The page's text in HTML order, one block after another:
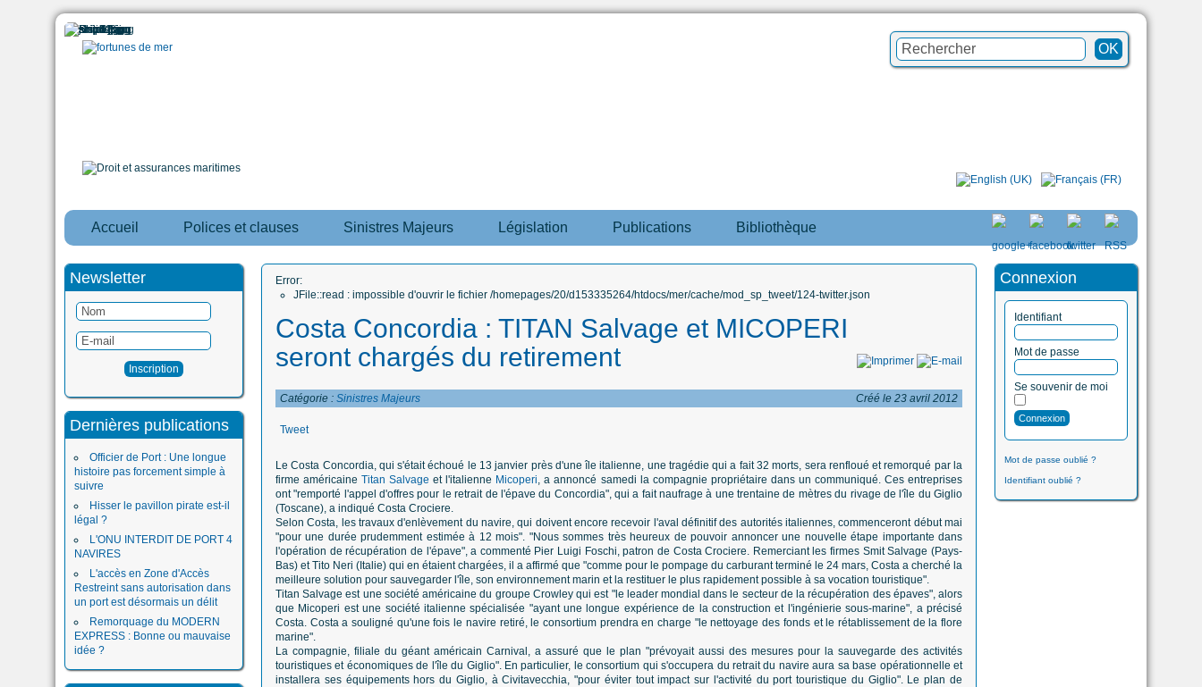
Accueil Polices et clauses Sinistres Majeurs Législation Publications Bibliothèque
Newsletter
Dernières publications
Officier de Port : Une longue
histoire pas forcement simple à
suivre
Hisser le pavillon pirate est-il
légal ?
L'ONU INTERDIT DE PORT 4
NAVIRES
L'accès en Zone d'Accès
Restreint sans autorisation dans
un port est désormais un délit
Remorquage du MODERN
EXPRESS : Bonne ou mauvaise
idée ?
Connexion
Identifiant
Mot de passe
Se souvenir de moi
Mot de passe oublié ?
Identifiant oublié ?
Error:
JFile::read : impossible d'ouvrir le fichier /homepages/20/d153335264/htdocs/mer/cache/mod_sp_tweet/124-twitter.json
Costa Concordia : TITAN Salvage et MICOPERI
seront chargés du retirement
Catégorie : Sinistres Majeurs Créé le 23 avril 2012
Tweet
Le Costa Concordia, qui s'était échoué le 13 janvier près d'une île italienne, une tragédie qui a fait 32 morts, sera renfloué et remorqué par la
firme américaineTitan Salvage et l'italienne Micoperi, a annoncé samedi la compagnie propriétaire dans un communiqué. Ces entreprises
ont "remporté l'appel d'offres pour le retrait de l'épave du Concordia", qui a fait naufrage à une trentaine de mètres du rivage de l'île du Giglio
(Toscane), a indiqué Costa Crociere.
Selon Costa, les travaux d'enlèvement du navire, qui doivent encore recevoir l'aval définitif des autorités italiennes, commenceront début mai
"pour une durée prudemment estimée à 12 mois". "Nous sommes très heureux de pouvoir annoncer une nouvelle étape importante dans
l'opération de récupération de l'épave", a commenté Pier Luigi Foschi, patron de Costa Crociere. Remerciant les firmes Smit Salvage (Pays-
Bas) et Tito Neri (Italie) qui en étaient chargées, il a affirmé que "comme pour le pompage du carburant terminé le 24 mars, Costa a cherché la
meilleure solution pour sauvegarder l'île, son environnement marin et la restituer le plus rapidement possible à sa vocation touristique".
Titan Salvage est une société américaine du groupe Crowley qui est "le leader mondial dans le secteur de la récupération des épaves", alors
que Micoperi est une société italienne spécialisée "ayant une longue expérience de la construction et l'ingénierie sous-marine", a précisé
Costa. Costa a souligné qu'une fois le navire retiré, le consortium prendra en charge "le nettoyage des fonds et le rétablissement de la flore
marine".
La compagnie, filiale du géant américain Carnival, a assuré que le plan "prévoyait aussi des mesures pour la sauvegarde des activités
touristiques et économiques de l'île du Giglio". En particulier, le consortium qui s'occupera du retrait du navire aura sa base opérationnelle et
installera ses équipements hors du Giglio, à Civitavecchia, "pour éviter tout impact sur l'activité du port touristique du Giglio". Le plan de